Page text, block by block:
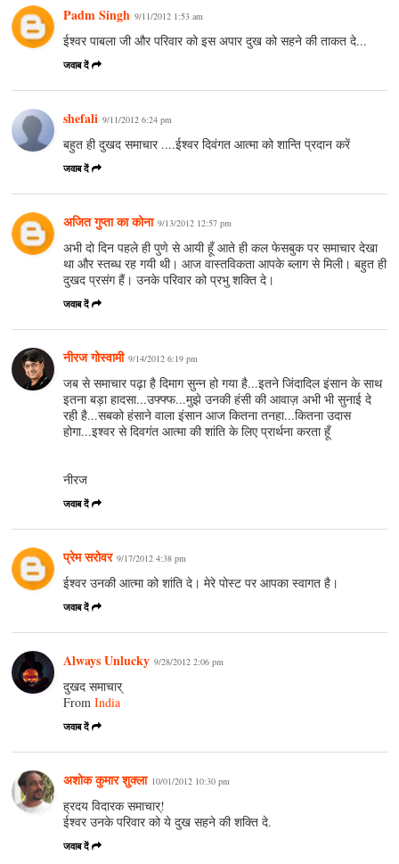
Padm Singh 9/11/2012 1:53 am
ईश्वर पाबला जी और परिवार को इस अपार दुख को सहने की ताकत दे...
जवाब दें
shefali 9/11/2012 6:24 pm
बहुत ही दुखद समाचार ....ईश्वर दिवंगत आत्मा को शान्ति प्रदान करें
जवाब दें
अजित गुप्ता का कोना 9/13/2012 12:57 pm
अभी दो दिन पहले ही पुणे से आयी हूँ आते ही कल फेसबुक पर समाचार देखा
था और स्‍तब्‍ध रह गयी थी। आज वास्‍तविकता आपके ब्‍लाग से मिली। बहुत ही
दुखद प्रसंग हैं। उनके परिवार को प्रभु शक्ति दे।
जवाब दें
नीरज गोस्वामी 9/14/2012 6:19 pm
जब से समाचार पढ़ा है दिमाग सुन्न हो गया है...इतने जिंदादिल इंसान के साथ
इतना बड़ा हादसा...उफ्फ्फ...मुझे उनकी हंसी की आवाज़ अभी भी सुनाई दे
रही है...सबको हंसाने वाला इंसान आज कितना तनहा...कितना उदास
होगा...इश्वर से दिवगंत आत्मा की शांति के लिए प्रार्थना करता हूँ
नीरज
जवाब दें
प्रेम सरोवर 9/17/2012 4:38 pm
ईश्वर उनकी आत्मा को शांति दे। मेरे पोस्ट पर आपका स्वागत है।
जवाब दें
Always Unlucky 9/28/2012 2:06 pm
दुखद समाचार्
FromIndia
जवाब दें
अशोक कुमार शुक्ला 10/01/2012 10:30 pm
ह्रदय विदारक समाचार्!
ईश्वर उनके परिवार को ये दुख सहने की शक्ति दे.
जवाब दें